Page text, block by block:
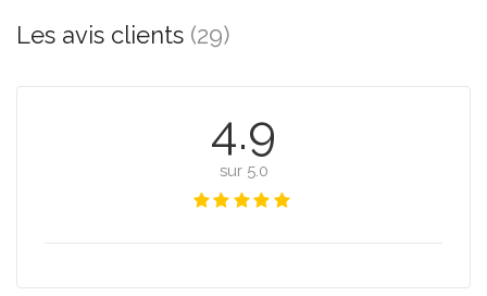
Les avis clients (29)
4.9
sur 5.0